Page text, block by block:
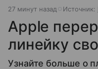
27 минут назад Источник:
Apple
линейку
Узнайте больше о